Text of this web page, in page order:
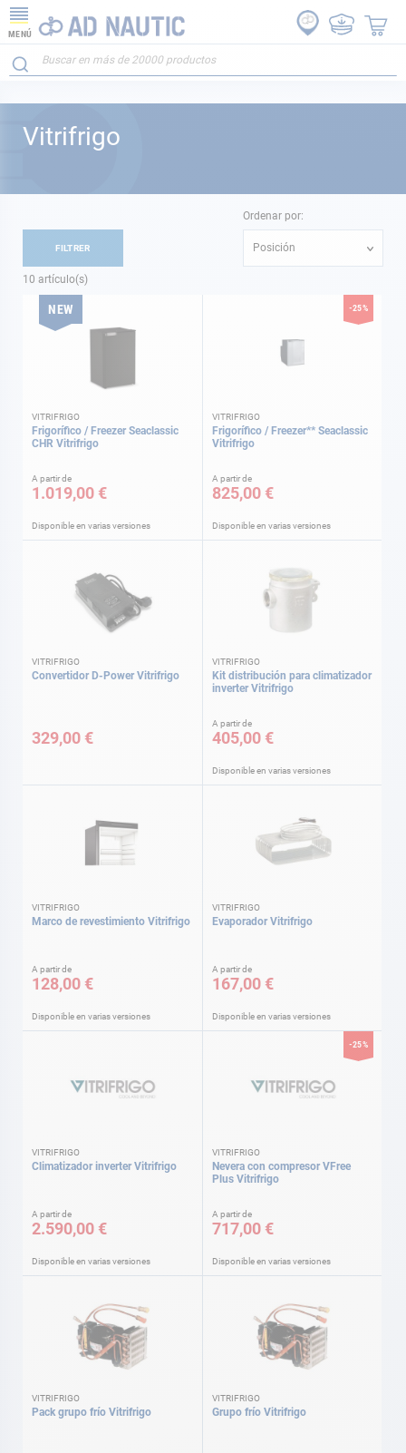
MENÚ
Vitrifrigo
10 artículo(s)
Ordenar por:
Posición
NEW
VITRIFRIGO
Frigorífico / Freezer Seaclassic
CHR Vitrifrigo
A partir de
1.019,00 €
Disponible en varias versiones
-25%
VITRIFRIGO
Frigorífico / Freezer** Seaclassic
Vitrifrigo
A partir de
825,00 €
Disponible en varias versiones
VITRIFRIGO
Convertidor D-Power Vitrifrigo
329,00 €
VITRIFRIGO
Kit distribución para climatizador
inverter Vitrifrigo
A partir de
405,00 €
Disponible en varias versiones
VITRIFRIGO
Marco de revestimiento Vitrifrigo
A partir de
128,00 €
Disponible en varias versiones
VITRIFRIGO
Evaporador Vitrifrigo
A partir de
167,00 €
Disponible en varias versiones
VITRIFRIGO
Climatizador inverter Vitrifrigo
A partir de
2.590,00 €
Disponible en varias versiones
-25%
VITRIFRIGO
Nevera con compresor VFree
Plus Vitrifrigo
A partir de
717,00 €
Disponible en varias versiones
VITRIFRIGO
Pack grupo frío Vitrifrigo
VITRIFRIGO
Grupo frío Vitrifrigo
FILTRER